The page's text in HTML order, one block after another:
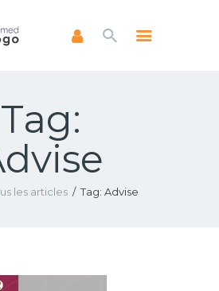
Tag:
les articles Tag: Advise